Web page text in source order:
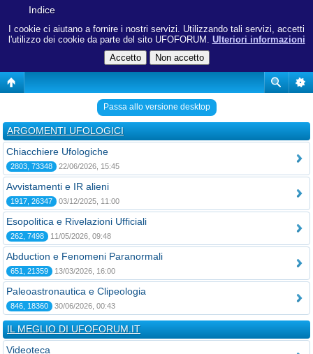
I cookie ci aiutano a fornire i nostri servizi. Utilizzando tali servizi, accetti
l'utilizzo dei cookie da parte del sito UFOFORUM. Ulteriori informazioni
Indice
Passa allo versione desktop
ARGOMENTI UFOLOGICI
Chiacchiere Ufologiche
2803, 73348 22/06/2026, 15:45
Avvistamenti e IR alieni
1917, 26347 03/12/2025, 11:00
Esopolitica e Rivelazioni Ufficiali
262, 7498 11/05/2026, 09:48
Abduction e Fenomeni Paranormali
651, 21359 13/03/2026, 16:00
Paleoastronautica e Clipeologia
846, 18360 30/06/2026, 00:43
IL MEGLIO DI UFOFORUM.IT
Videoteca